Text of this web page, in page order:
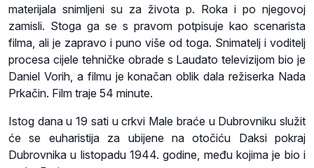
materijala snimljeni su za života p. Roka i po njegovoj
zamisli. Stoga ga se s pravom potpisuje kao scenarista
filma, ali je zapravo i puno više od toga. Snimatelj i voditelj
procesa cijele tehničke obrade s Laudato televizijom bio je
Daniel Vorih, a filmu je konačan oblik dala režiserka Nada
Prkačin. Film traje 54 minute.
Istog dana u 19 sati u crkvi Male braće u Dubrovniku služit
će se euharistija za ubijene na otočiću Daksi pokraj
Dubrovnika u listopadu 1944. godine, među kojima je bio i